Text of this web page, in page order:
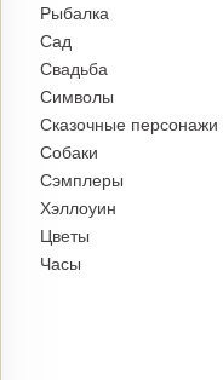
Рыбалка
Сад
Свадьба
Символы
Сказочные персонажи
Собаки
Сэмплеры
Хэллоуин
Цветы
Часы